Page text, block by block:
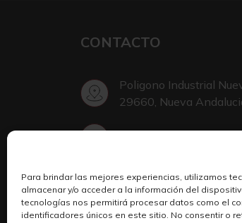
Para brindar las mejores experiencias, utilizamos
almacenar y/o acceder a la información del
tecnologías nos permitirá procesar datos como el
identificadores únicos en este sitio. No consentir o
CONTACTO
Poligono Industrial
29660, Nueva
Escribir en Telegram